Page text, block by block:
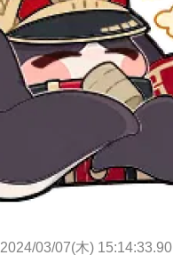
2024/03/07(木) 15:14:33.90